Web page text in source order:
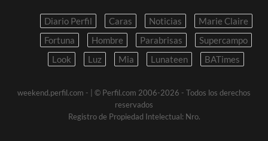
Diario Perfil Caras Noticias
Marie Claire
Fortuna
Hombre Parabrisas
Supercampo
Look
Luz Mia Lunateen BATimes
weekend.perfil.com -
| © Perfil.com 2006-2026 - Todos los derechos
reservados
Registro de Propiedad Intelectual: Nro.